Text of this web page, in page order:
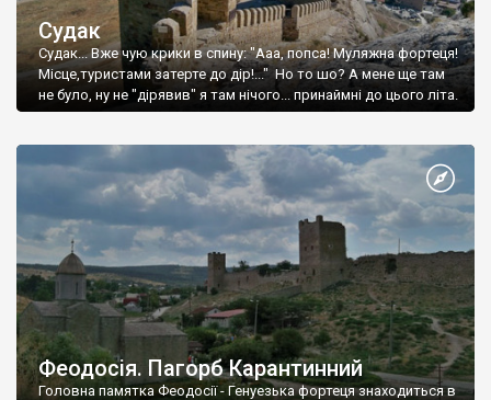
Судак
Судак... Вже чую крики в спину: "Ааа, попса! Муляжна фортеця!
Місце,туристами затерте до дір!..." Но то шо? А мене ще там
не було, ну не "дірявив" я там нічого... принаймні до цього літа.
Феодосія. Пагорб Карантинний
Головна памятка Феодосії - Генуезька фортеця знаходиться в